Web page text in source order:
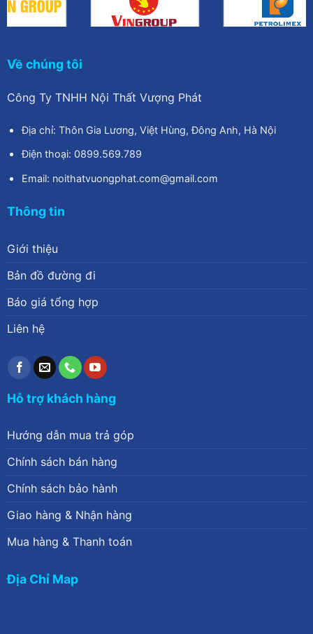
Về chúng tôi
Công Ty TNHH Nội Thất Vượng Phát
Địa chỉ: Thôn Gia Lương, Việt Hùng, Đông Anh, Hà Nội
Điện thoại: 0899.569.789
Email: noithatvuongphat.com@gmail.com
Thông tin
Giới thiệu
Bản đồ đường đi
Báo giá tổng hợp
Liên hệ
Hỗ trợ khách hàng
Hướng dẫn mua trả góp
Chính sách bán hàng
Chính sách bảo hành
Giao hàng & Nhận hàng
Mua hàng & Thanh toán
Địa Chỉ Map